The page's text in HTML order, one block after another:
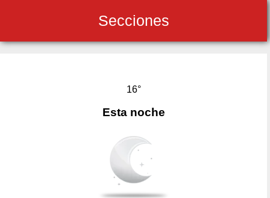
Secciones
16°
Esta noche